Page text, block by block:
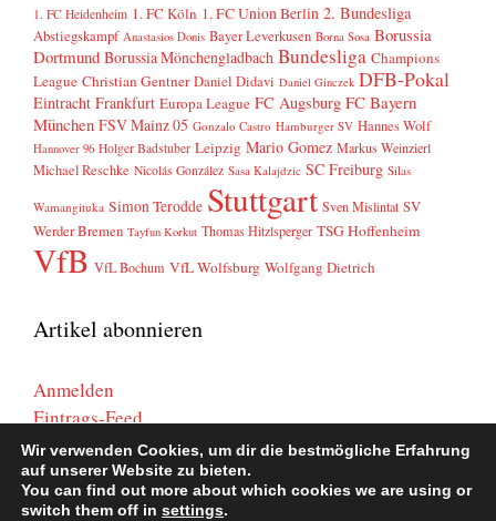
1. FC Heidenheim 1. FC Köln 1. FC Union Berlin 2. Bundesliga
Abstiegskampf Anastasios Donis Bayer Leverkusen Borna Sosa Borussia
Dortmund Borussia Mönchengladbach Bundesliga Champions
League Christian Gentner Daniel Didavi Daniel Ginczek DFB-Pokal
Eintracht Frankfurt Europa League FC Augsburg FC Bayern
München FSV Mainz 05 Gonzalo Castro Hamburger SV Hannes Wolf
Hannover 96 Holger Badstuber Leipzig Mario Gomez Markus Weinzierl
Michael Reschke Nicolás González Sasa Kalajdzic SC Freiburg Silas
Wamangituka Simon Terodde Stuttgart Sven Mislintat SV
Werder Bremen Tayfun Korkut Thomas Hitzlsperger TSG Hoffenheim
VfB VfL Bochum VfL Wolfsburg Wolfgang Dietrich
Artikel abonnieren
Anmelden
Eintrags-Feed
Kommentar-Feed
WordPress.org
Wir verwenden Cookies, um dir die bestmögliche Erfahrung
auf unserer Website zu bieten.
You can find out more about which cookies we are using or
switch them off in settings.